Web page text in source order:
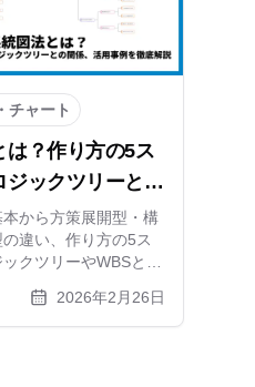
チャート
は？作り方の5ス
ジックツリーとの
事例を徹底解説
から方策展開型・構
違い、作り方の5ス
クツリーやWBSとの
ツールも紹介します
2026年2月26日